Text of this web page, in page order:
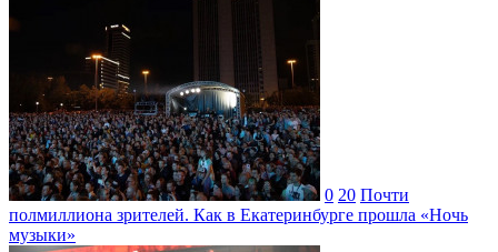
0 20 Почти
полмиллиона зрителей. Как в Екатеринбурге прошла «Ночь
музыки»